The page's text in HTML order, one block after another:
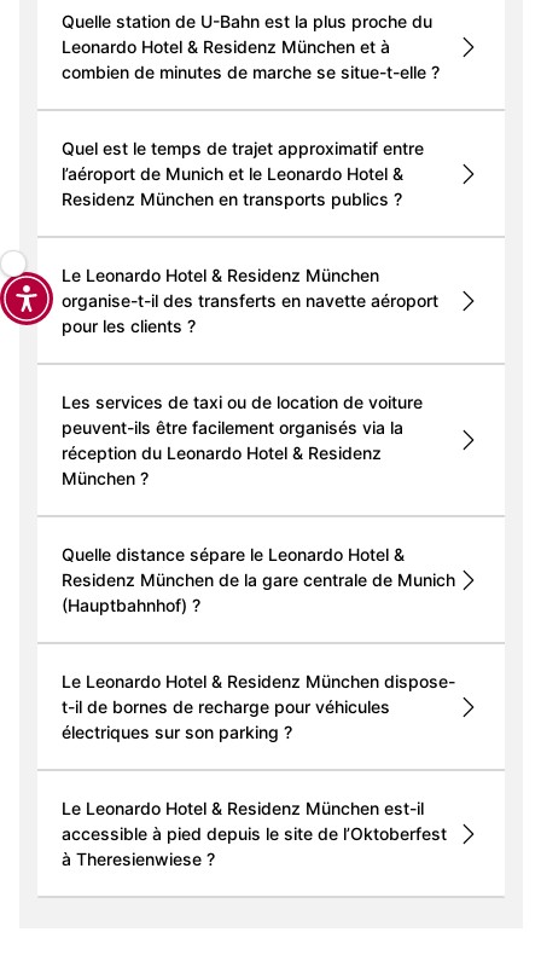
Quelle station de U-Bahn est la plus proche du
Leonardo Hotel & Residenz München et à
combien de minutes de marche se situe-t-elle ?
Quel est le temps de trajet approximatif entre
l’aéroport de Munich et le Leonardo Hotel &
Residenz München en transports publics ?
Le Leonardo Hotel & Residenz München
organise-t-il des transferts en navette aéroport
pour les clients ?
Les services de taxi ou de location de voiture
peuvent-ils être facilement organisés via la
réception du Leonardo Hotel & Residenz
München ?
Quelle distance sépare le Leonardo Hotel &
Residenz München de la gare centrale de Munich
(Hauptbahnhof) ?
Le Leonardo Hotel & Residenz München dispose-
t-il de bornes de recharge pour véhicules
électriques sur son parking ?
Le Leonardo Hotel & Residenz München est-il
accessible à pied depuis le site de l’Oktoberfest
à Theresienwiese ?